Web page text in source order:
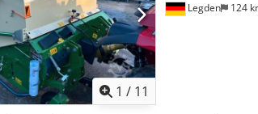
1 / 11
Legden 124